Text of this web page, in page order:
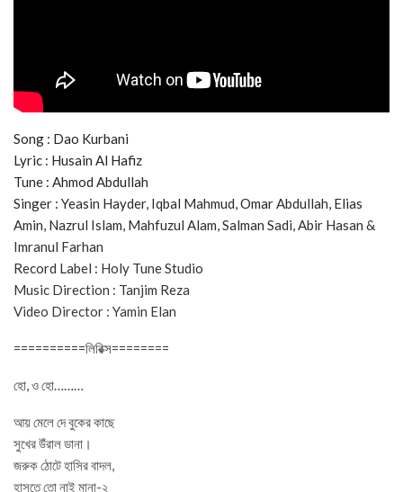
Song : Dao Kurbani
Lyric : Husain Al Hafiz
Tune : Ahmod Abdullah
Singer : Yeasin Hayder, Iqbal Mahmud, Omar Abdullah, Elias
Amin, Nazrul Islam, Mahfuzul Alam, Salman Sadi, Abir Hasan &
Imranul Farhan
Record Label : Holy Tune Studio
Music Direction : Tanjim Reza
Video Director : Yamin Elan
==========লিরিক্স========
হো, ও হো………
আয় মেলে দে বুকের কাছে
সুখের উঁরাল ডানা।
জরুক ঠোটে হাসির বাদল,
হাসতে তো নাই মানা-২